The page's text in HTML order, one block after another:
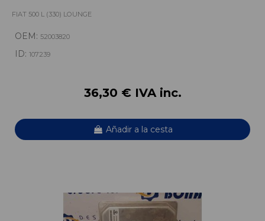
FIAT 500 L (330) LOUNGE
OEM: 52003820
ID: 107239
36,30 € IVA inc.
Añadir a la cesta